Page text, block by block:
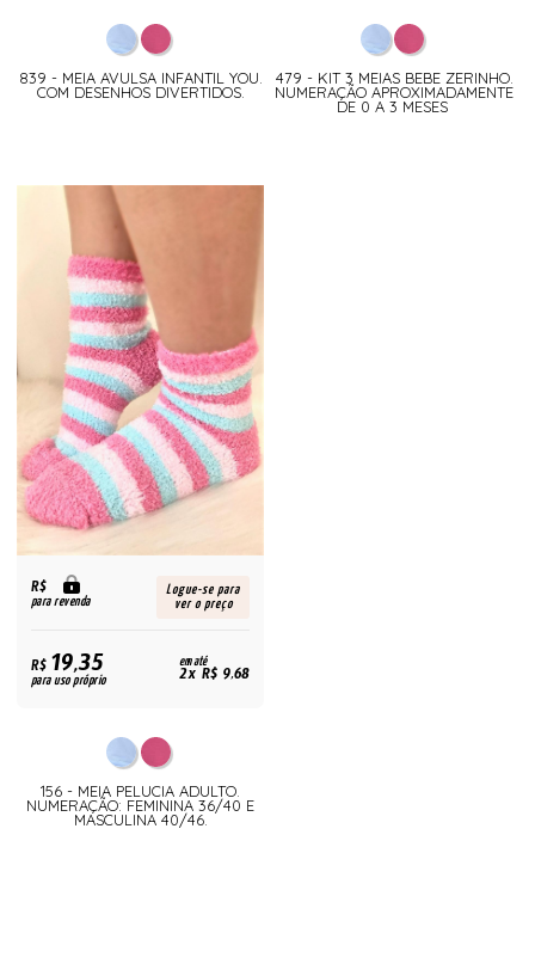
839 - MEIA AVULSA INFANTIL YOU.
COM DESENHOS DIVERTIDOS.
479 - KIT 3 MEIAS BEBE ZERINHO.
NUMERAÇÃO APROXIMADAMENTE
DE 0 A 3 MESES
R$
para revenda
Logue-se para
ver o preço
R$19,35
para uso próprio
em até
2x R$ 9,68
156 - MEIA PELUCIA ADULTO.
NUMERAÇÃO: FEMININA 36/40 E
MASCULINA 40/46.